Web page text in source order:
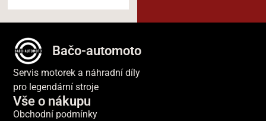
Bačo-automoto
Servis motorek a náhradní díly
pro legendární stroje
Vše o nákupu
Obchodní podmínky